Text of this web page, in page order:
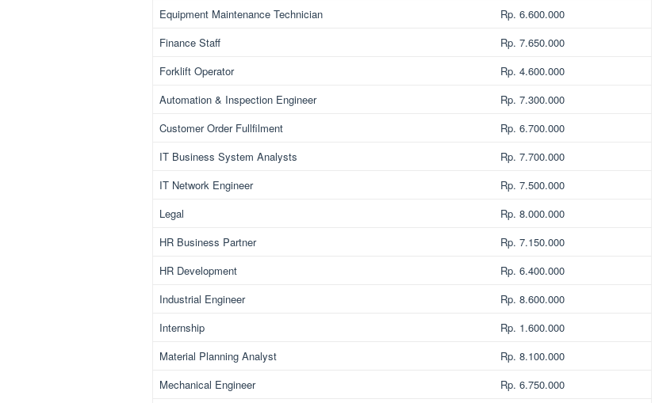
Equipment Maintenance Technician
Rp. 6.600.000
Finance Staff
Rp. 7.650.000
Forklift Operator
Rp. 4.600.000
Automation & Inspection Engineer
Rp. 7.300.000
Customer Order Fullfilment
Rp. 6.700.000
IT Business System Analysts
Rp. 7.700.000
IT Network Engineer
Rp. 7.500.000
Legal
Rp. 8.000.000
HR Business Partner
Rp. 7.150.000
HR Development
Rp. 6.400.000
Industrial Engineer
Rp. 8.600.000
Internship
Rp. 1.600.000
Material Planning Analyst
Rp. 8.100.000
Mechanical Engineer
Rp. 6.750.000